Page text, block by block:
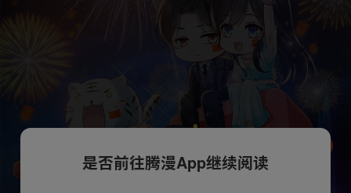
是否前往腾漫App继续阅读